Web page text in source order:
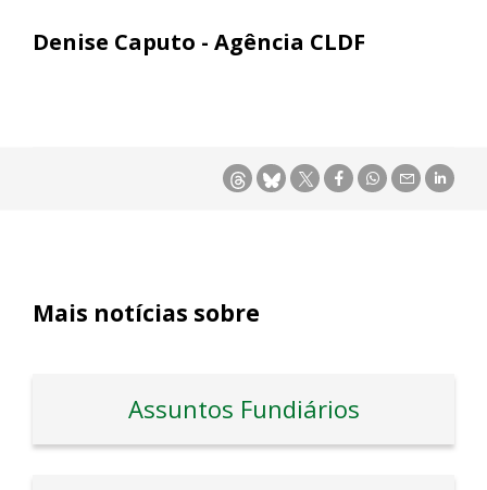
Denise Caputo - Agência CLDF
Mais notícias sobre
Assuntos Fundiários